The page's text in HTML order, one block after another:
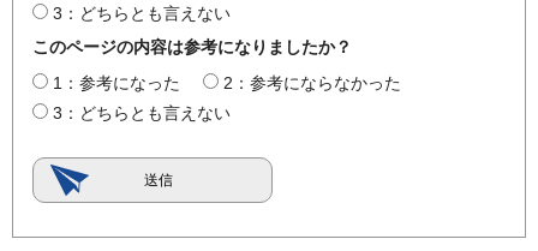
3：どちらとも言えない
このページの内容は参考になりましたか？
1：参考になった
2：参考にならなかった
3：どちらとも言えない